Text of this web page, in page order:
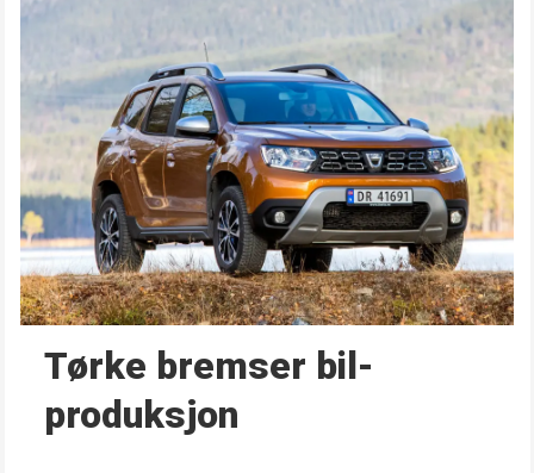
Tørke bremser bil­
produksjon